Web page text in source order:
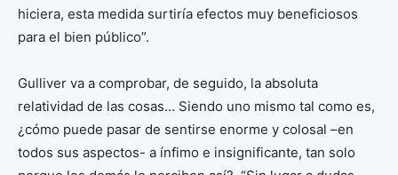
hiciera, esta medida surtiría efectos muy beneficiosos
para el bien público”.
Gulliver va a comprobar, de seguido, la absoluta
relatividad de las cosas… Siendo uno mismo tal como es,
¿cómo puede pasar de sentirse enorme y colosal –en
todos sus aspectos- a ínfimo e insignificante, tan solo